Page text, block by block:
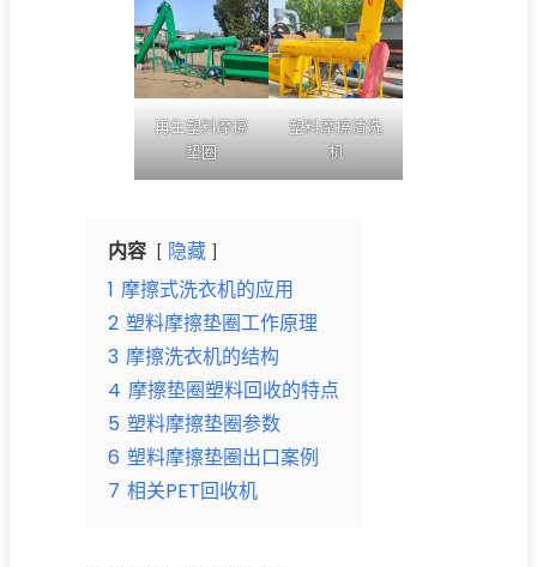
再生塑料摩擦
垫圈
塑料摩擦清洗
机
内容
隐藏
1 摩擦式洗衣机的应用
2 塑料摩擦垫圈工作原理
3 摩擦洗衣机的结构
4 摩擦垫圈塑料回收的特点
5 塑料摩擦垫圈参数
6 塑料摩擦垫圈出口案例
7 相关PET回收机